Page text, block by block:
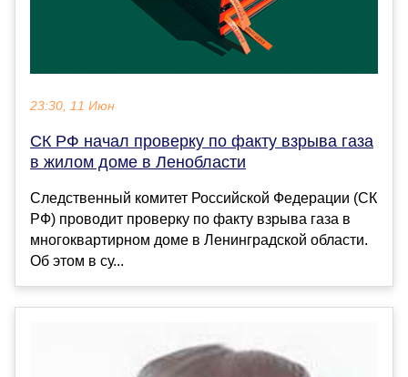
23:30, 11 Июн
СК РФ начал проверку по факту взрыва газа
в жилом доме в Ленобласти
Следственный комитет Российской Федерации (СК
РФ) проводит проверку по факту взрыва газа в
многоквартирном доме в Ленинградской области.
Об этом в су...